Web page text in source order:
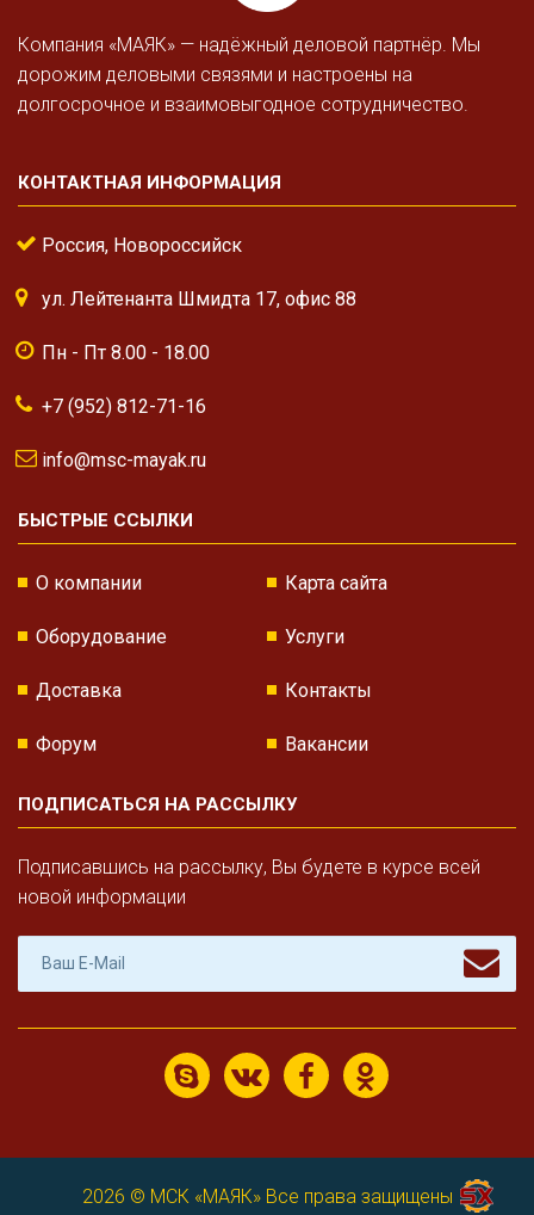
Компания «МАЯК» — надёжный деловой партнёр. Мы
дорожим деловыми связями и настроены на
долгосрочное и взаимовыгодное сотрудничество.
КОНТАКТНАЯ ИНФОРМАЦИЯ
Россия, Новороссийск
ул. Лейтенанта Шмидта 17, офис 88
Пн - Пт 8.00 - 18.00
+7 (952) 812-71-16
info@msc-mayak.ru
БЫСТРЫЕ ССЫЛКИ
О компании Карта сайта
Оборудование Услуги
Доставка Контакты
Форум Вакансии
ПОДПИСАТЬСЯ НА РАССЫЛКУ
Подписавшись на рассылку, Вы будете в курсе всей
новой информации
2026 © МСК «МАЯК»Все права защищены